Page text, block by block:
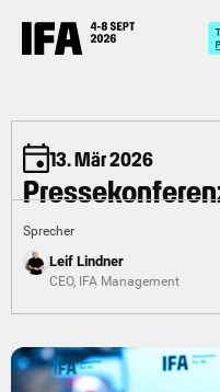
13. Mär 2026
Sprecher
Leif Lindner
CEO, IFA Management